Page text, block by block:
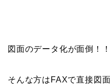
図面のデータ化が面倒！！
そんな方はFAXで直接図